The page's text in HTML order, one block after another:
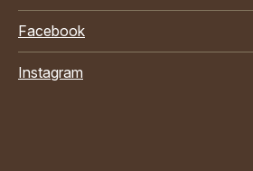
Facebook
Instagram